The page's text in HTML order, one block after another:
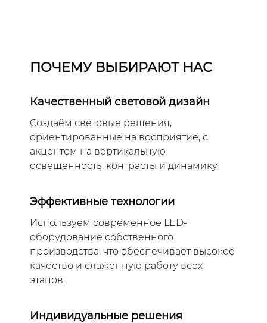
ПОЧЕМУ ВЫБИРАЮТ НАС
Качественный световой дизайн
Создаём световые решения,
ориентированные на восприятие, с
акцентом на вертикальную
освещённость, контрасты и динамику.
Эффективные технологии
Используем современное LED-
оборудование собственного
производства, что обеспечивает высокое
качество и слаженную работу всех
этапов.
Индивидуальные решения